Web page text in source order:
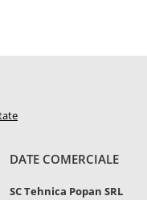
DATE COMERCIALE
SC Tehnica Popan SRL